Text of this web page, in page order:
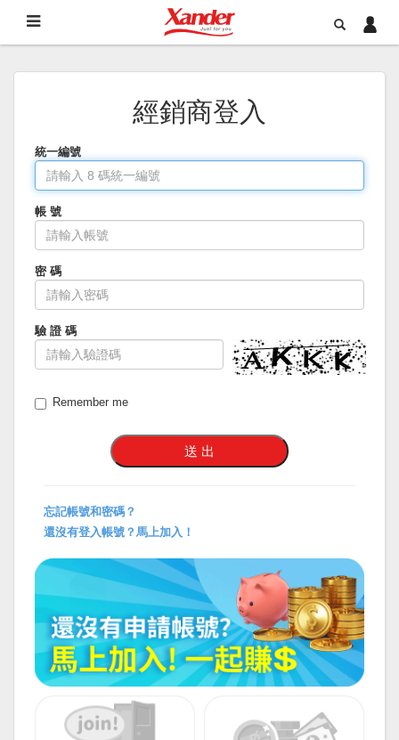
經銷商登入
統一編號
帳 號
密 碼
驗 證 碼
Remember me
忘記帳號和密碼？
還沒有登入帳號？馬上加入！